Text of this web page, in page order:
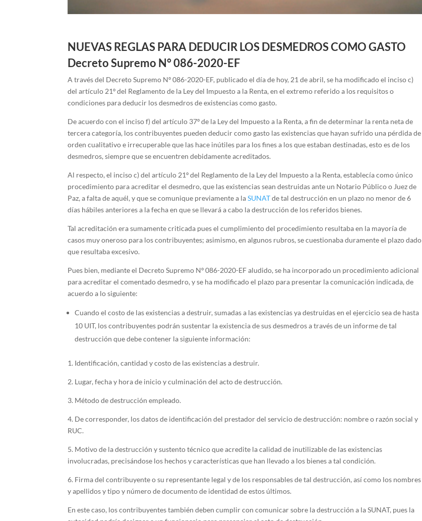
NUEVAS REGLAS PARA DEDUCIR LOS DESMEDROS COMO GASTO
Decreto Supremo N° 086-2020-EF
A través del Decreto Supremo Nº 086-2020-EF, publicado el día de hoy, 21 de abril, se ha modificado el inciso c)
del artículo 21º del Reglamento de la Ley del Impuesto a la Renta, en el extremo referido a los requisitos o
condiciones para deducir los desmedros de existencias como gasto.
De acuerdo con el inciso f) del artículo 37º de la Ley del Impuesto a la Renta, a fin de determinar la renta neta de
tercera categoría, los contribuyentes pueden deducir como gasto las existencias que hayan sufrido una pérdida de
orden cualitativo e irrecuperable que las hace inútiles para los fines a los que estaban destinadas, esto es de los
desmedros, siempre que se encuentren debidamente acreditados.
Al respecto, el inciso c) del artículo 21º del Reglamento de la Ley del Impuesto a la Renta, establecía como único
procedimiento para acreditar el desmedro, que las existencias sean destruidas ante un Notario Público o Juez de
Paz, a falta de aquél, y que se comunique previamente a laSUNATde tal destrucción en un plazo no menor de 6
días hábiles anteriores a la fecha en que se llevará a cabo la destrucción de los referidos bienes.
Tal acreditación era sumamente criticada pues el cumplimiento del procedimiento resultaba en la mayoría de
casos muy oneroso para los contribuyentes; asimismo, en algunos rubros, se cuestionaba duramente el plazo dado
que resultaba excesivo.
Pues bien, mediante el Decreto Supremo Nº 086-2020-EF aludido, se ha incorporado un procedimiento adicional
para acreditar el comentado desmedro, y se ha modificado el plazo para presentar la comunicación indicada, de
acuerdo a lo siguiente:
Cuando el costo de las existencias a destruir, sumadas a las existencias ya destruidas en el ejercicio sea de hasta
10 UIT, los contribuyentes podrán sustentar la existencia de sus desmedros a través de un informe de tal
destrucción que debe contener la siguiente información:
1. Identificación, cantidad y costo de las existencias a destruir.
2. Lugar, fecha y hora de inicio y culminación del acto de destrucción.
3. Método de destrucción empleado.
4. De corresponder, los datos de identificación del prestador del servicio de destrucción: nombre o razón social y
RUC.
5. Motivo de la destrucción y sustento técnico que acredite la calidad de inutilizable de las existencias
involucradas, precisándose los hechos y características que han llevado a los bienes a tal condición.
6. Firma del contribuyente o su representante legal y de los responsables de tal destrucción, así como los nombres
y apellidos y tipo y número de documento de identidad de estos últimos.
En este caso, los contribuyentes también deben cumplir con comunicar sobre la destrucción a la SUNAT, pues la